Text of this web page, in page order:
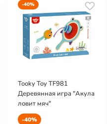
-40%
Tooky Toy TF981
Деревянная игра "Акула
ловит мяч"
-40%